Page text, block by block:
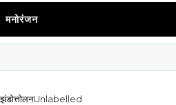
मनोरंजन
Unlabelled